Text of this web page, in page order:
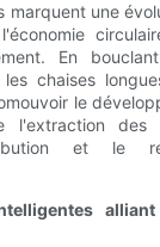
marquent une
En
chaises
le
des
et le